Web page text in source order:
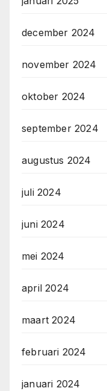
december 2024
november 2024
oktober 2024
september 2024
augustus 2024
juli 2024
juni 2024
mei 2024
april 2024
maart 2024
februari 2024
januari 2024